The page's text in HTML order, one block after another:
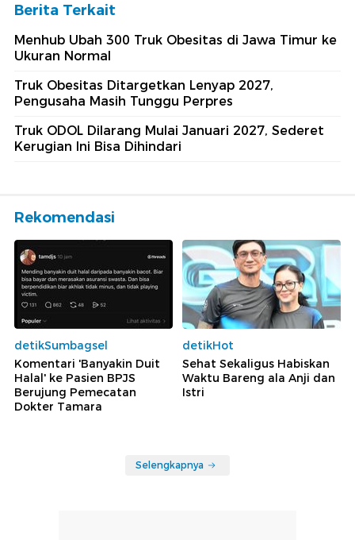
Berita Terkait
Menhub Ubah 300 Truk Obesitas di Jawa Timur ke
Ukuran Normal
Truk Obesitas Ditargetkan Lenyap 2027,
Pengusaha Masih Tunggu Perpres
Truk ODOL Dilarang Mulai Januari 2027, Sederet
Kerugian Ini Bisa Dihindari
Rekomendasi
detikSumbagsel
Komentari 'Banyakin Duit
Halal' ke Pasien BPJS
Berujung Pemecatan
Dokter Tamara
detikHot
Sehat Sekaligus Habiskan
Waktu Bareng ala Anji dan
Istri
Selengkapnya